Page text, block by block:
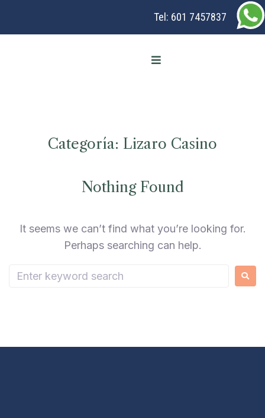
Tel: 601 7457837
Categoría: Lizaro Casino
Nothing Found
It seems we can’t find what you’re looking for.
Perhaps searching can help.